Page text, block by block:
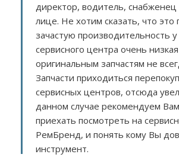
директор, водитель, снабженец
лице. Не хотим сказать, что это
зачастую производительность у
сервисного центра очень
оригинальным запчастям не
Запчасти приходиться
сервисных центров, отсюда
данном случае рекомендуем
приехать посмотреть на
РемБренд, и понять кому Вы
инструмент.